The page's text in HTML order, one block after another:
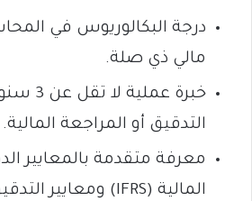
درجة البكالوريوس في
مالي ذي صلة.
خبرة
التدقيق أو المراجعة المالية.
معرفة متقدمة بالمعايير
المالية (IFRS) ومعايير التدقيق (ISA).